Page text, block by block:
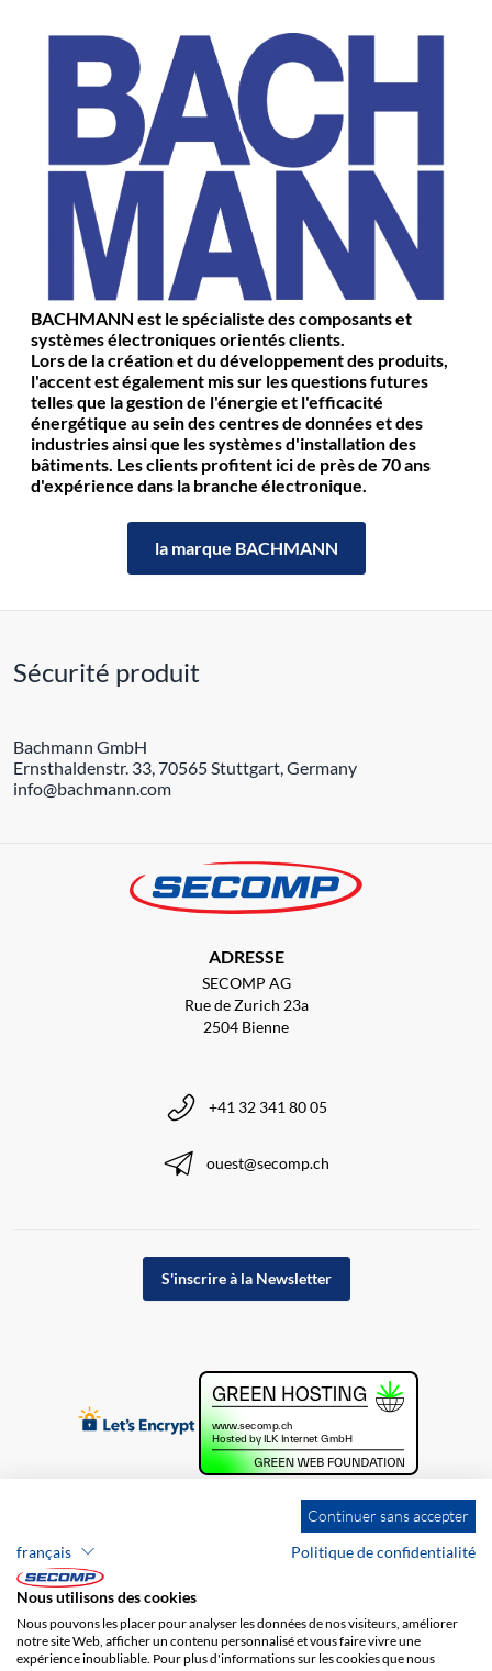
BACHMANN est le spécialiste des composants et
systèmes électroniques orientés clients.
Lors de la création et du développement des produits,
l'accent est également mis sur les questions futures
telles que la gestion de l'énergie et l'efficacité
énergétique au sein des centres de données et des
industries ainsi que les systèmes d'installation des
bâtiments. Les clients profitent ici de près de 70 ans
d'expérience dans la branche électronique.
la marque BACHMANN
Sécurité produit
Bachmann GmbH
Ernsthaldenstr. 33, 70565 Stuttgart, Germany
info@bachmann.com
ADRESSE
SECOMP AG
Rue de Zurich 23a
2504 Bienne
+41 32 341 80 05
ouest@secomp.ch
S'inscrire à la Newsletter
Continuer sans accepter
français
Politique de confidentialité
Nous utilisons des cookies
Nous pouvons les placer pour analyser les données de nos visiteurs, améliorer
notre site Web, afficher un contenu personnalisé et vous faire vivre une
expérience inoubliable. Pour plus d'informations sur les cookies que nous